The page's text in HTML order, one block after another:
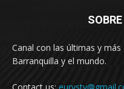
Canal con las últimas y
Barranquilla y el mundo.